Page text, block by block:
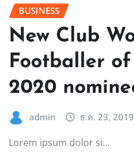
BUSINESS
New Club
Footballer
2020
admin ธ.ค. 23, 2019
Lorem ipsum dolor si…